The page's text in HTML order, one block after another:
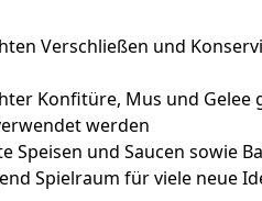
Verschließen und
Konfitüre, Mus und
werden
Speisen und Saucen sowie
Spielraum für viele neue